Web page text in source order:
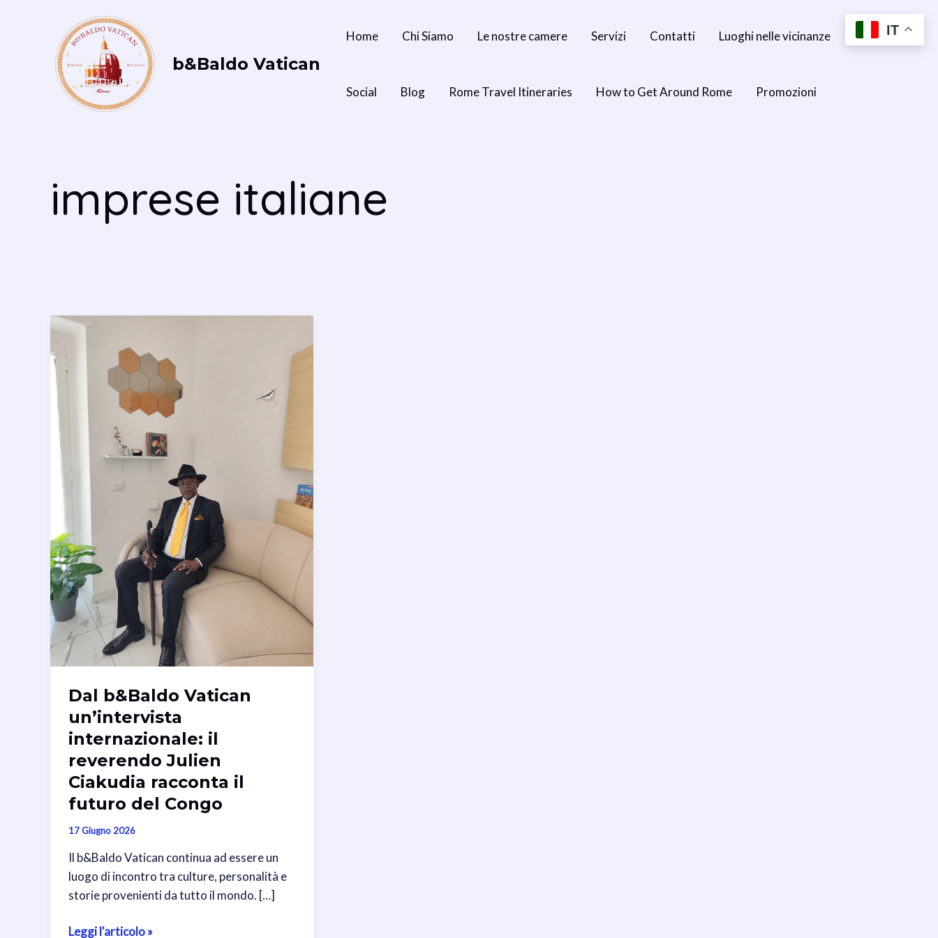
b&Baldo Vatican
Home Chi Siamo Le nostre camere Servizi Contatti Luoghi nelle vicinanze
Social Blog Rome Travel Itineraries How to Get Around Rome Promozioni
imprese italiane
Dal b&Baldo Vatican
un’intervista
internazionale: il
reverendo Julien
Ciakudia racconta il
futuro del Congo
17 Giugno 2026
Il b&Baldo Vatican continua ad essere un
luogo di incontro tra culture, personalità e
storie provenienti da tutto il mondo. […]
Dal
Leggi l'articolo »
IT